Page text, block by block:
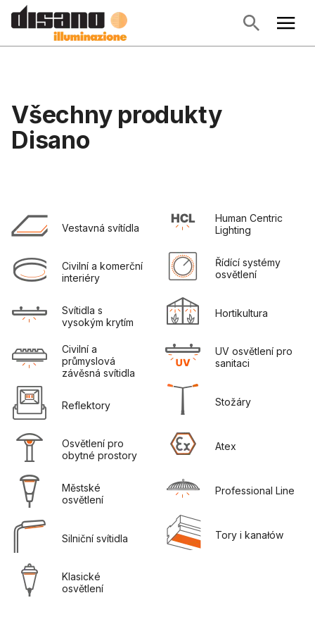
Všechny produkty
Disano
Vestavná svítídla
Civilní a komerční
interiéry
Svítidla s
vysokým krytím
Civilní a
průmyslová
závěsná svítidla
Reflektory
Osvětlení pro
obytné prostory
Městské
osvětlení
Silniční svítidla
Klasické
osvětlení
Human Centric
Lighting
Řídící systémy
osvětlení
Hortikultura
UV osvětlení pro
sanitaci
Stožáry
Atex
Professional Line
Tory i kanałów